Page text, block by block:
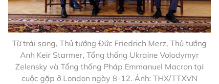
Từ trái sang, Thủ tướng Đức Friedrich Merz, Thủ tướng
Anh Keir Starmer, Tổng thống Ukraine Volodymyr
Zelensky và Tổng thống Pháp Emmanuel Macron tại
cuộc gặp ở London ngày 8-12. Ảnh: THX/TTXVN